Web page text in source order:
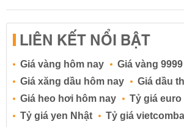
LIÊN KẾT NỔI BẬT
Giá vàng hôm nay
Giá vàng 9999
Giá xăng dầu hôm nay
Giá dầu
Giá heo hơi hôm nay
Tỷ giá euro
Tỷ giá yen Nhật
Tỷ giá